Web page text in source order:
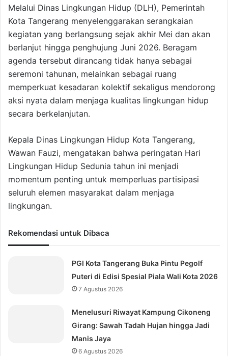
Melalui Dinas Lingkungan Hidup (DLH), Pemerintah
Kota Tangerang menyelenggarakan serangkaian
kegiatan yang berlangsung sejak akhir Mei dan akan
berlanjut hingga penghujung Juni 2026. Beragam
agenda tersebut dirancang tidak hanya sebagai
seremoni tahunan, melainkan sebagai ruang
memperkuat kesadaran kolektif sekaligus mendorong
aksi nyata dalam menjaga kualitas lingkungan hidup
secara berkelanjutan.
Kepala Dinas Lingkungan Hidup Kota Tangerang,
Wawan Fauzi, mengatakan bahwa peringatan Hari
Lingkungan Hidup Sedunia tahun ini menjadi
momentum penting untuk memperluas partisipasi
seluruh elemen masyarakat dalam menjaga
lingkungan.
Rekomendasi untuk Dibaca
PGI Kota Tangerang Buka Pintu Pegolf
Puteri di Edisi Spesial Piala Wali Kota 2026
7 Agustus 2026
Menelusuri Riwayat Kampung Cikoneng
Girang: Sawah Tadah Hujan hingga Jadi
Manis Jaya
6 Agustus 2026